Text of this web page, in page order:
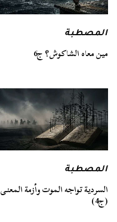
المصطبة
مين معاه الشاكوش؟ ج6
المصطبة
السردية تواجه الموت وأزمة المعنى
(ج4)